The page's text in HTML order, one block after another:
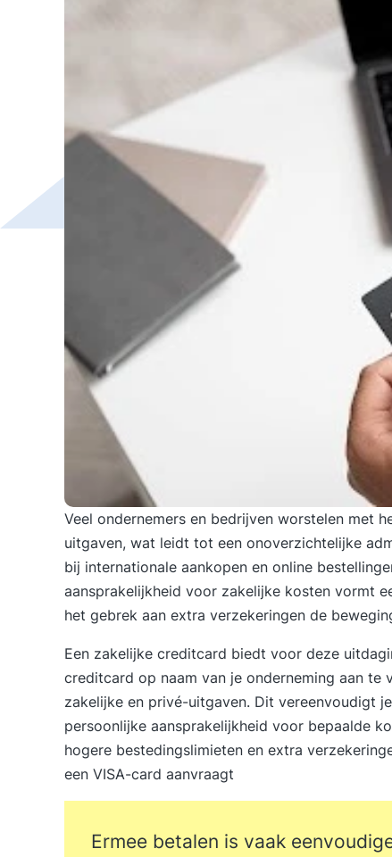
Veel ondernemers en bedrijven worstelen met
uitgaven, wat leidt tot een onoverzichtelijke
bij internationale aankopen en online
aansprakelijkheid voor zakelijke kosten vormt
het gebrek aan extra verzekeringen de
Een zakelijke creditcard biedt voor deze
creditcard op naam van je onderneming aan te
zakelijke en privé-uitgaven. Dit vereenvoudigt
persoonlijke aansprakelijkheid voor bepaalde
hogere bestedingslimieten en extra
een VISA-card aanvraagt
Ermee betalen is vaak